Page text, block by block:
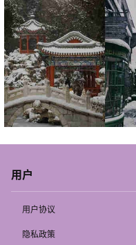
用户
用户协议
隐私政策